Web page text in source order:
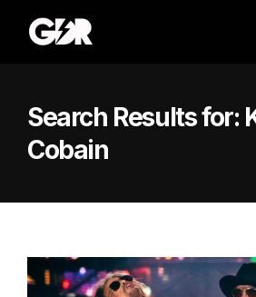
Search Results for:
Cobain